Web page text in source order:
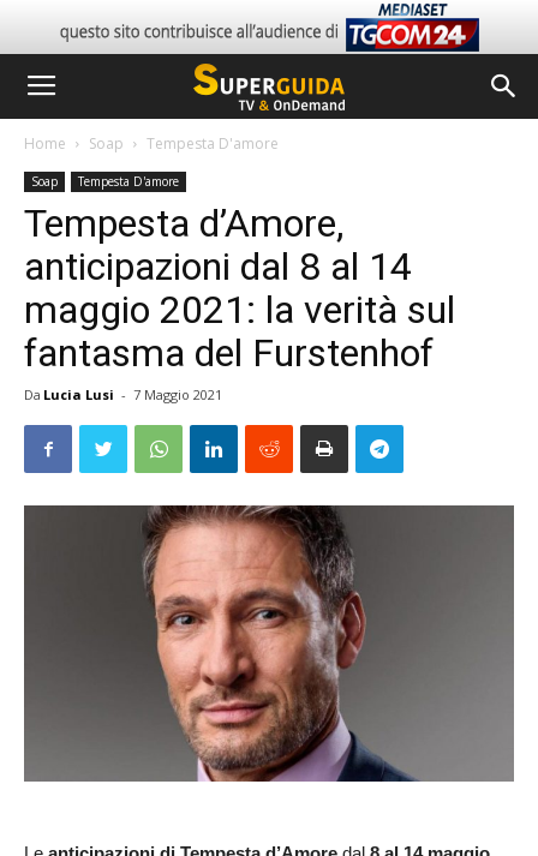
Home Soap Tempesta D'amore
Soap Tempesta D'amore
Tempesta d’Amore,
anticipazioni dal 8 al 14
maggio 2021: la verità sul
fantasma del Furstenhof
Da Lucia Lusi - 7 Maggio 2021